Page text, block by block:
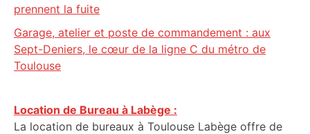
prennent la fuite
Garage, atelier et poste de commandement : aux
Sept-Deniers, le cœur de la ligne C du métro de
Toulouse
Location de Bureau à Labège :
La location de bureaux à Toulouse Labège offre de